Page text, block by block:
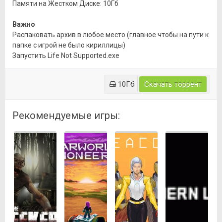
Памяти на Жестком Диске: 10Гб
Важно
Распаковать архив в любое место (главное чтобы на пути к
папке с игрой не было кириллицы)
Запустить Life Not Supported.exe
10Гб Скачать торрент
Рекомендуемые игры: